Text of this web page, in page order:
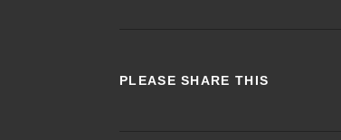
PLEASE SHARE THIS